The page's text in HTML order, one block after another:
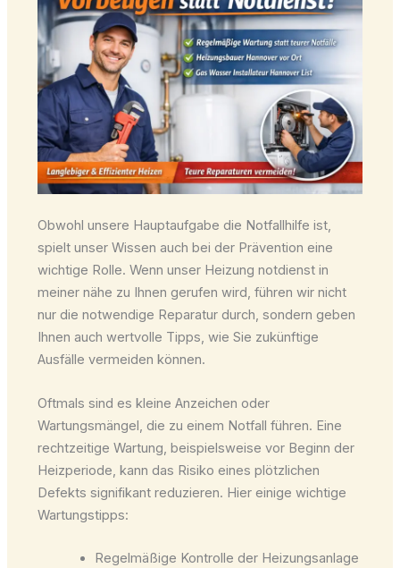
Obwohl unsere Hauptaufgabe die Notfallhilfe ist,
spielt unser Wissen auch bei der Prävention eine
wichtige Rolle. Wenn unser Heizung notdienst in
meiner nähe zu Ihnen gerufen wird, führen wir nicht
nur die notwendige Reparatur durch, sondern geben
Ihnen auch wertvolle Tipps, wie Sie zukünftige
Ausfälle vermeiden können.
Oftmals sind es kleine Anzeichen oder
Wartungsmängel, die zu einem Notfall führen. Eine
rechtzeitige Wartung, beispielsweise vor Beginn der
Heizperiode, kann das Risiko eines plötzlichen
Defekts signifikant reduzieren. Hier einige wichtige
Wartungstipps:
Regelmäßige Kontrolle der Heizungsanlage